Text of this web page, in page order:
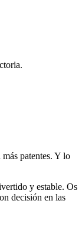
patentes. Y lo
y estable. Os
decisión en las